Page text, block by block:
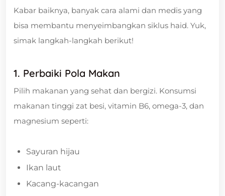
Kabar baiknya, banyak cara alami dan medis yang
bisa membantu menyeimbangkan siklus haid. Yuk,
simak langkah-langkah berikut!
1. Perbaiki Pola Makan
Pilih makanan yang sehat dan bergizi. Konsumsi
makanan tinggi zat besi, vitamin B6, omega-3, dan
magnesium seperti:
Sayuran hijau
Ikan laut
Kacang-kacangan